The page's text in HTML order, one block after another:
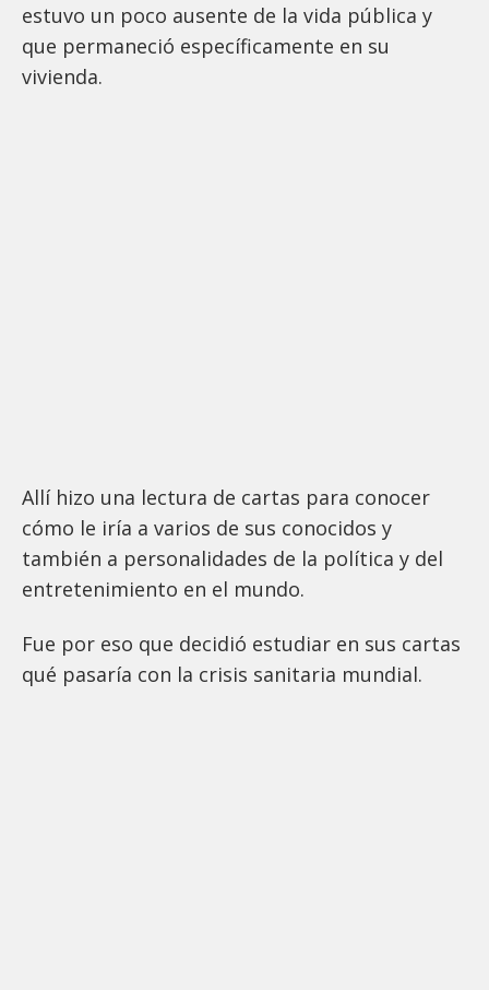
estuvo un poco ausente de la vida pública y
que permaneció específicamente en su
vivienda.
Allí hizo una lectura de cartas para conocer
cómo le iría a varios de sus conocidos y
también a personalidades de la política y del
entretenimiento en el mundo.
Fue por eso que decidió estudiar en sus cartas
qué pasaría con la crisis sanitaria mundial.